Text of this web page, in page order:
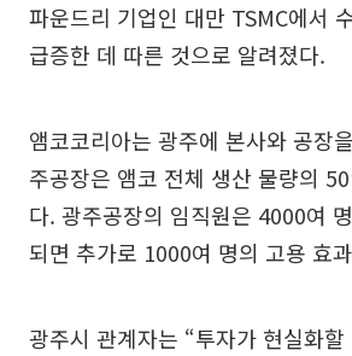
파운드리 기업인 대만 TSMC에서
급증한 데 따른 것으로 알려졌다.
앰코코리아는 광주에 본사와 공장
주공장은 앰코 전체 생산 물량의
다. 광주공장의 임직원은 4000여
되면 추가로 1000여 명의 고용 효
광주시 관계자는 “투자가 현실화